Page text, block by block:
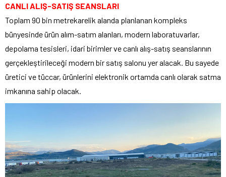
CANLI ALIŞ-SATIŞ SEANSLARI
Toplam 90 bin metrekarelik alanda planlanan kompleks
bünyesinde ürün alım-satım alanları, modern laboratuvarlar,
depolama tesisleri, idari birimler ve canlı alış-satış seanslarının
gerçekleştirileceği modern bir satış salonu yer alacak. Bu sayede
üretici ve tüccar, ürünlerini elektronik ortamda canlı olarak satma
imkanına sahip olacak.